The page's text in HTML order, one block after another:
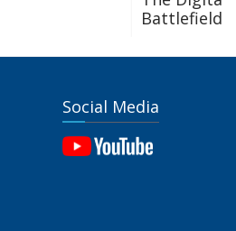
Social Media